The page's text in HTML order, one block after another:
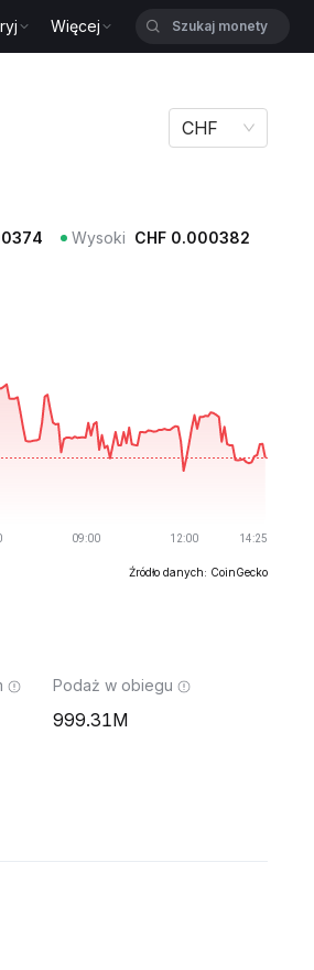
Więcej
CHF
Wysoki CHF 0.000382
Źródło danych: CoinGecko
Podaż w obiegu
999.31M